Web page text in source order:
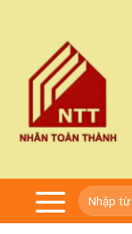
Tìm
kiếm: